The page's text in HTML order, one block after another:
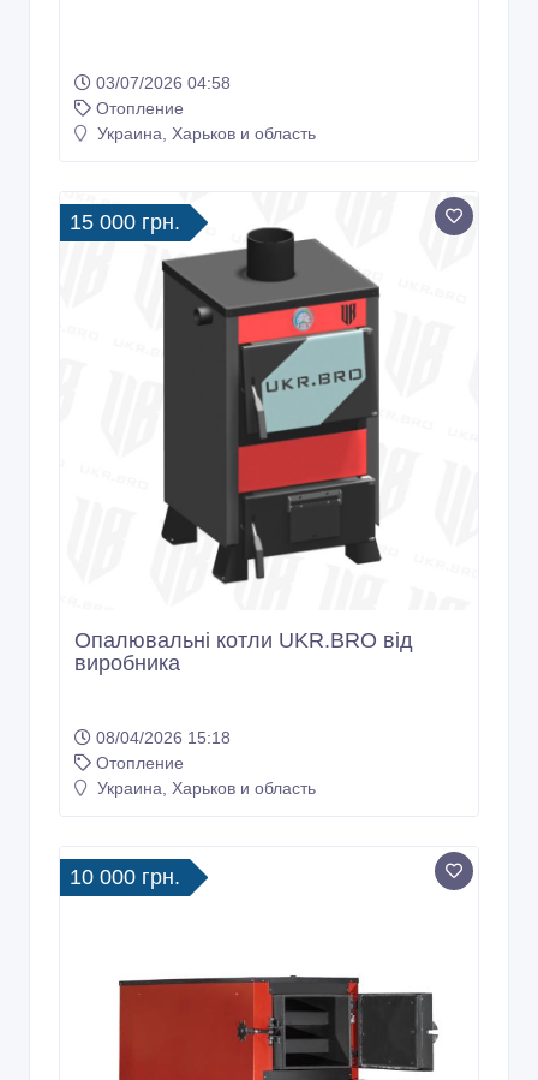
03/07/2026 04:58
Отопление
Украина, Харьков и область
15 000 грн.
Опалювальні котли UKR.BRO від
виробника
08/04/2026 15:18
Отопление
Украина, Харьков и область
10 000 грн.